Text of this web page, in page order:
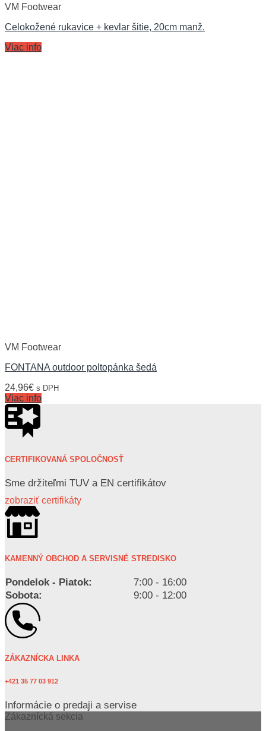
VM Footwear
Celokožené rukavice + kevlar šitie, 20cm manž.
Viac info
VM Footwear
FONTANA outdoor poltopánka šedá
24,96€ s DPH
Viac info
CERTIFIKOVANÁ SPOLOČNOSŤ
Sme držiteľmi TUV a EN certifikátov
zobraziť certifikáty
KAMENNÝ OBCHOD A SERVISNÉ STREDISKO
Pondelok - Piatok:
7:00 - 16:00
Sobota:
9:00 - 12:00
ZÁKAZNÍCKA LINKA
+421 35 77 03 912
Informácie o predaji a servise
Zákaznícká sekcia